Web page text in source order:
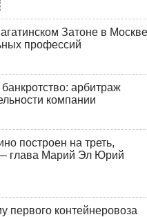
Затоне в Москве
профессий
арбитраж
компании
построен на треть,
глава Марий Эл Юрий
первого контейнеровоза